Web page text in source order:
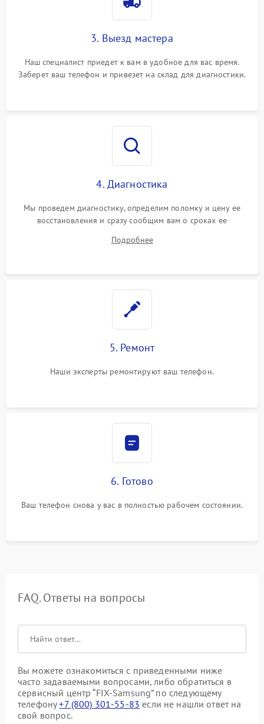
3. Выезд мастера
Наш специалист приедет к вам в удобное для вас время.
Заберет ваш телефон и привезет на склад для диагностики.
4. Диагностика
Мы проведем диагностику, определим поломку и цену ее
восстановления и сразу сообщим вам о сроках ее
Подробнее
5. Ремонт
Наши эксперты ремонтируют ваш телефон.
6. Готово
Ваш телефон снова у вас в полностью рабочем состоянии.
FAQ. Ответы на вопросы
Вы можете ознакомиться с приведенными ниже
часто задаваемыми вопросами, либо обратиться в
сервисный центр “FIX-Samsung” по следующему
телефону+7 (800) 301-55-83 если не нашли ответ на
свой вопрос.